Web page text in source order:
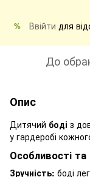
% Ввійти для
До
Опис
Дитячий боді з
у гардеробі
Особливоcті та
Зручність: боді